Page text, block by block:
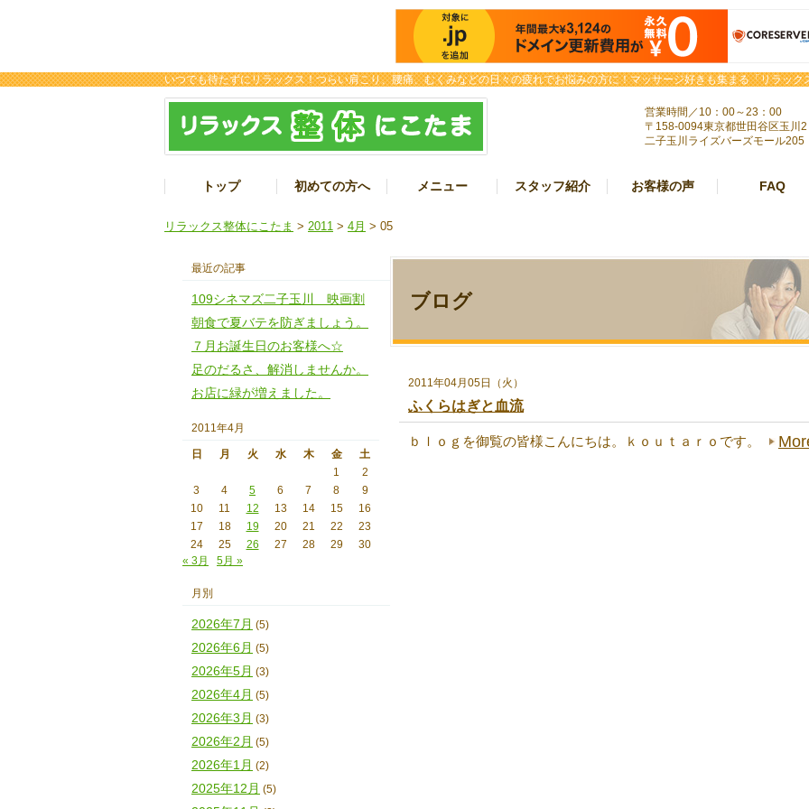
いつでも待たずにリラックス！つらい肩こり、腰痛、むくみなどの日々の疲れでお悩みの方に！マッサージ好きも集まる「リラッ
営業時間／10：00～23：00
〒158-0094東京都世田谷区玉川
二子玉川ライズバーズモール205
トップ 初めての方へ メニュー スタッフ紹介 お客様の声 FAQ
リラックス整体にこたま > 2011 > 4月 > 05
ブログ
2011年04月05日（火）
ふくらはぎと血流
ｂｌｏｇを御覧の皆様こんにちは。ｋｏｕｔａｒｏです。
最近の記事
109シネマズ二子玉川 映画割
朝食で夏バテを防ぎましょう。
７月お誕生日のお客様へ☆
足のだるさ、解消しませんか。
お店に緑が増えました。
2011年4月
日 月 火 水 木 金
土
1
2
3
4 5 6 7 8
9
10
11 12 13 14 15
16
17
18 19 20 21 22
23
24
25 26 27 28 29
30
« 3月
5月 »
月別
2026年7月 (5)
2026年6月 (5)
2026年5月 (3)
2026年4月 (5)
2026年3月 (3)
2026年2月 (5)
2026年1月 (2)
2025年12月 (5)